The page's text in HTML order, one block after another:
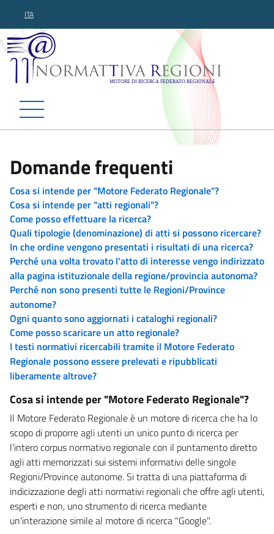
ITA
Normattiva Regioni -
Domande frequenti
Cosa si intende per "Motore Federato Regionale"?
Cosa si intende per "atti regionali"?
Come posso effettuare la ricerca?
Quali tipologie (denominazione) di atti si possono ricercare?
In che ordine vengono presentati i risultati di una ricerca?
Perché una volta trovato l'atto di interesse vengo indirizzato
alla pagina istituzionale della regione/provincia autonoma?
Perché non sono presenti tutte le Regioni/Province
autonome?
Ogni quanto sono aggiornati i cataloghi regionali?
Come posso scaricare un atto regionale?
I testi normativi ricercabili tramite il Motore Federato
Regionale possono essere prelevati e ripubblicati
liberamente altrove?
Cosa si intende per "Motore Federato Regionale"?
Il Motore Federato Regionale è un motore di ricerca che ha lo
scopo di proporre agli utenti un unico punto di ricerca per
l'intero corpus normativo regionale con il puntamento diretto
agli atti memorizzati sui sistemi informativi delle singole
Regioni/Province autonome. Si tratta di una piattaforma di
indicizzazione degli atti normativi regionali che offre agli utenti,
esperti e non, uno strumento di ricerca mediante
un'interazione simile al motore di ricerca "Google".